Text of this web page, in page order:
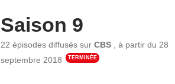
Saison 9
22 épisodes diffusés surCBS ,à partir du 28
septembre 2018
TERMINÉE